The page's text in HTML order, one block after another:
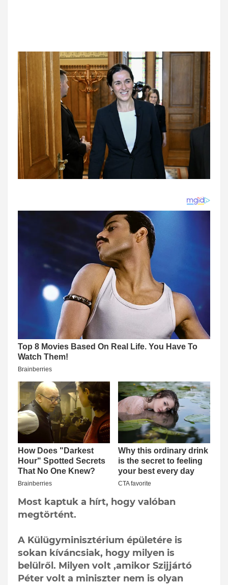
Most kaptuk a hírt, hogy valóban
megtörtént.
A Külügyminisztérium épületére is
sokan kíváncsiak, hogy milyen is
belülről. Milyen volt ,amikor Szijjártó
Péter volt a miniszter nem is olyan